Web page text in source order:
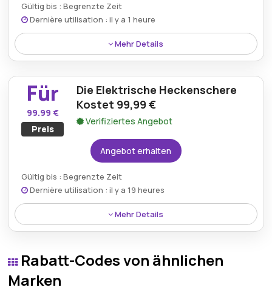
Gültig bis : Begrenzte Zeit
Dernière utilisation : il y a 1 heure
Mehr Details
Das detailgetreue Brother Mercedes-Benz Arocs-
Modell ist ab sofort für 39,99 Euro erhältlich und
damit die perfekte Wahl für Liebhaber von
Baufahrzeugen.
Für
99.99 €
Preis
Die Elektrische Heckenschere
Kostet 99,99 €
Verifiziertes Angebot
Angebot erhalten
Gültig bis : Begrenzte Zeit
Dernière utilisation : il y a 19 heures
Mehr Details
Halten Sie Ihren Garten mit der elektrischen
Zustand und sorgen Sie für effizientere und
präzisere Schnittarbeiten.
Rabatt-Codes von ähnlichen
Marken